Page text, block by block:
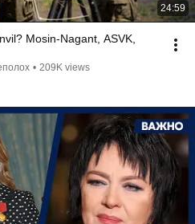
24:59
Mosin-Nagant, ASVK,
• 209K views